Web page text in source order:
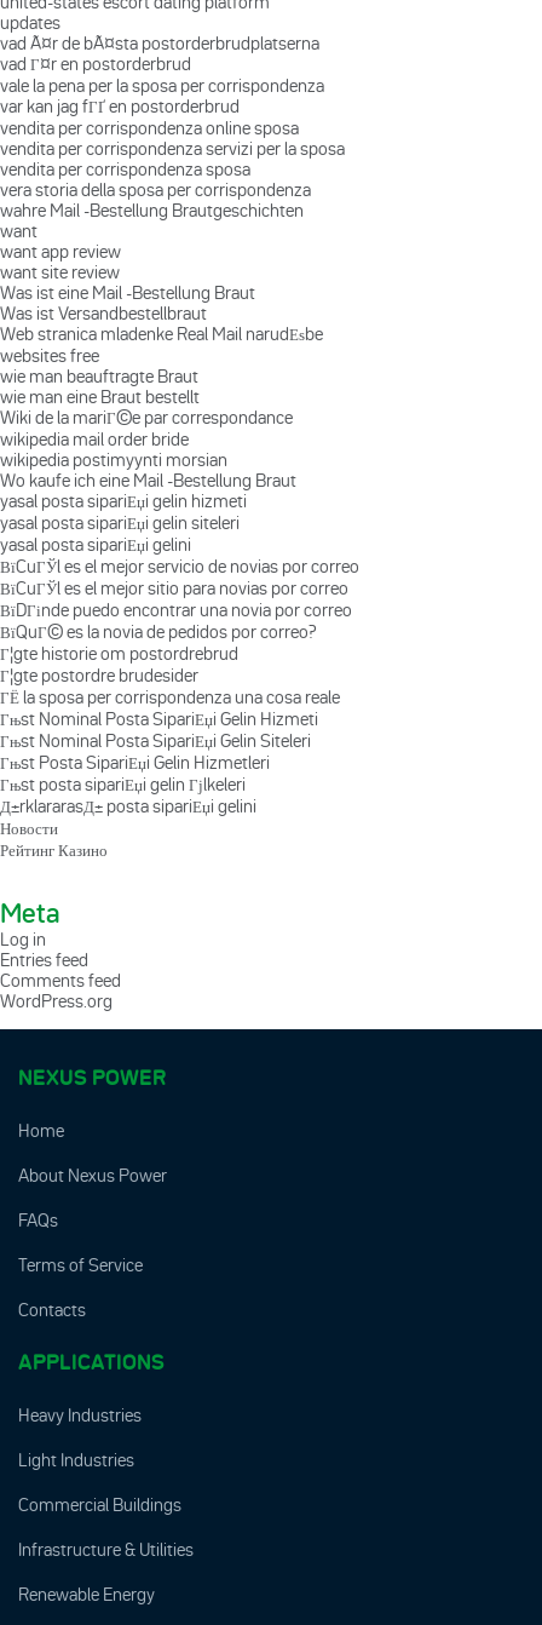
updates
vad Ã¤r de bÃ¤sta postorderbrudplatserna
vad Г¤r en postorderbrud
vale la pena per la sposa per corrispondenza
var kan jag fГҐ en postorderbrud
vendita per corrispondenza online sposa
vendita per corrispondenza servizi per la sposa
vendita per corrispondenza sposa
vera storia della sposa per corrispondenza
wahre Mail -Bestellung Brautgeschichten
want
want app review
want site review
Was ist eine Mail -Bestellung Braut
Was ist Versandbestellbraut
Web stranica mladenke Real Mail narudЕѕbe
websites free
wie man beauftragte Braut
wie man eine Braut bestellt
Wiki de la mariГ©e par correspondance
wikipedia mail order bride
wikipedia postimyynti morsian
Wo kaufe ich eine Mail -Bestellung Braut
yasal posta sipariЕџi gelin hizmeti
yasal posta sipariЕџi gelin siteleri
yasal posta sipariЕџi gelini
ВїCuГЎl es el mejor servicio de novias por correo
ВїCuГЎl es el mejor sitio para novias por correo
ВїDГіnde puedo encontrar una novia por correo
ВїQuГ© es la novia de pedidos por correo?
Г¦gte historie om postordrebrud
Г¦gte postordre brudesider
ГЁ la sposa per corrispondenza una cosa reale
Гњst Nominal Posta SipariЕџi Gelin Hizmeti
Гњst Nominal Posta SipariЕџi Gelin Siteleri
Гњst Posta SipariЕџi Gelin Hizmetleri
Гњst posta sipariЕџi gelin Гјlkeleri
Д±rklararasД± posta sipariЕџi gelini
Новости
Рейтинг Казино
Meta
Log in
Entries feed
Comments feed
WordPress.org
NEXUS POWER
Home
About Nexus Power
FAQs
Terms of Service
Contacts
APPLICATIONS
Heavy Industries
Light Industries
Commercial Buildings
Infrastructure & Utilities
Renewable Energy